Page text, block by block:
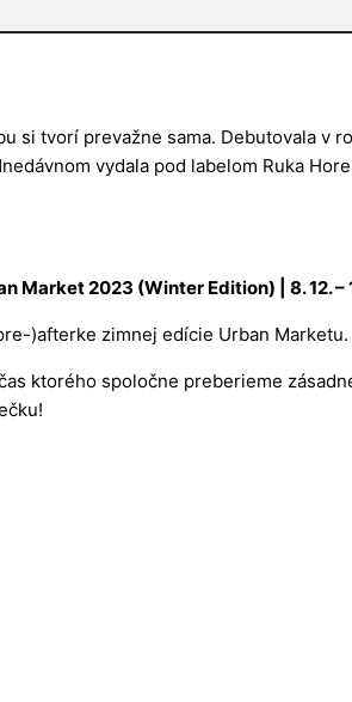
si tvorí prevažne sama. Debutovala v
vydala pod labelom Ruka
Market 2023 (Winter Edition) | 8. 12.
)afterke zimnej edície Urban Marketu.
ktorého spoločne preberieme